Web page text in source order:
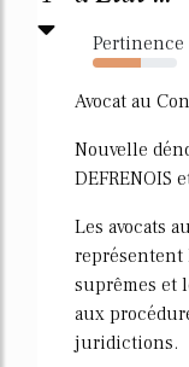
Pertinence
57%
Avocat au
Nouvelle
DEFRENOIS
Les avocats
représentent
suprêmes et
aux
juridictions.